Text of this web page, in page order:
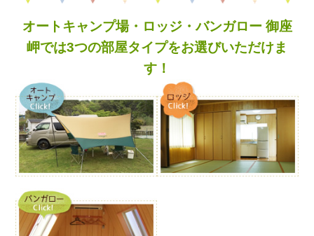
オートキャンプ場・ロッジ・バンガロー 御座
岬では3つの部屋タイプをお選びいただけま
す！